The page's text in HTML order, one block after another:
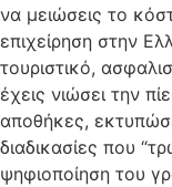
να μειώσεις το
επιχείρηση στην
τουριστικό,
έχεις νιώσει την
αποθήκες,
διαδικασίες που
ψηφιοποίηση του